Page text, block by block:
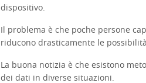
dispositivo.
Il problema è che poche persone
riducono drasticamente le
La buona notizia è che esistono
dei dati in diverse situazioni.